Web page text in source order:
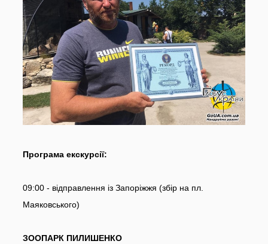
Програма екскурсії:
09:00 - відправлення із Запоріжжя (збір на пл.
Маяковського)
ЗООПАРК ПИЛИШЕНКО